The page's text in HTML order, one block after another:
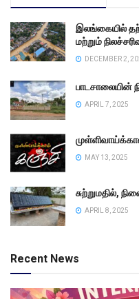
இலங்கையில்
மற்றும்
DECEMBER 2,
பாடசாலையின்
APRIL 7, 2025
MAY 13, 2025
சுற்றுமதில்,
APRIL 8, 2025
Recent News